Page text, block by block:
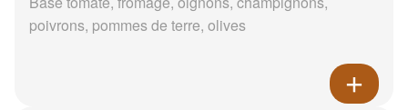
poivrons, pommes de terre, olives